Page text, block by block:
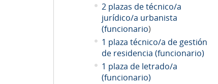
2 plazas de técnico/a
jurídico/a urbanista
(funcionario)
1 plaza técnico/a de gestión
de residencia (funcionario)
1 plaza de letrado/a
(funcionario)